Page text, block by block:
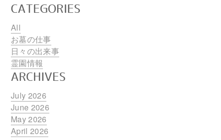
CATEGORIES
All
お墓の仕事
日々の出来事
霊園情報
ARCHIVES
July 2026
June 2026
May 2026
April 2026